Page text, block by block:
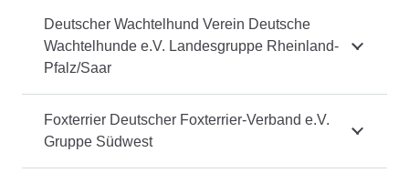
Deutscher Wachtelhund Verein Deutsche
Wachtelhunde e.V. Landesgruppe Rheinland-
Pfalz/Saar
Foxterrier Deutscher Foxterrier-Verband e.V.
Gruppe Südwest